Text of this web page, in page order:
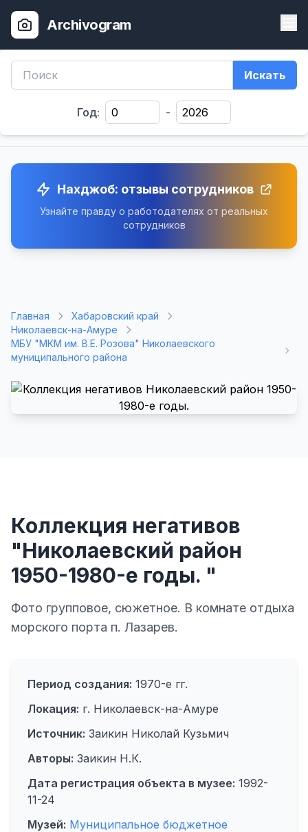
Archivogram
Искать
Год: -
Нахджоб: отзывы сотрудников
Узнайте правду о работодателях от реальных
сотрудников
Главная
Хабаровский край
Николаевск-на-Амуре
МБУ "МКМ им. В.Е. Розова" Николаевского
муниципального района
Коллекция негативов
"Николаевский район
1950-1980-е годы. "
Фото групповое, сюжетное. В комнате отдыха
морского порта п. Лазарев.
Период создания: 1970-е гг.
Локация: г. Николаевск-на-Амуре
Источник: Заикин Николай Кузьмич
Авторы: Заикин Н.К.
Дата регистрация объекта в музее: 1992-
11-24
Музей: Муниципальное бюджетное